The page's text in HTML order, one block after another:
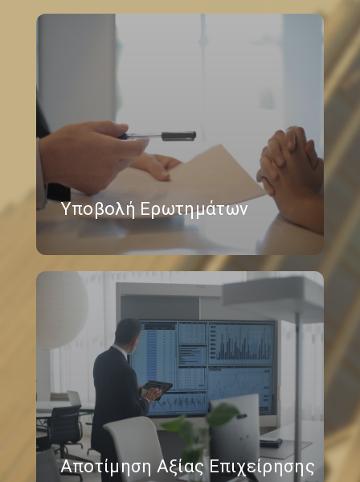
Υποβολή Ερωτημάτων
Αποτίμηση Αξίας Επιχείρησης